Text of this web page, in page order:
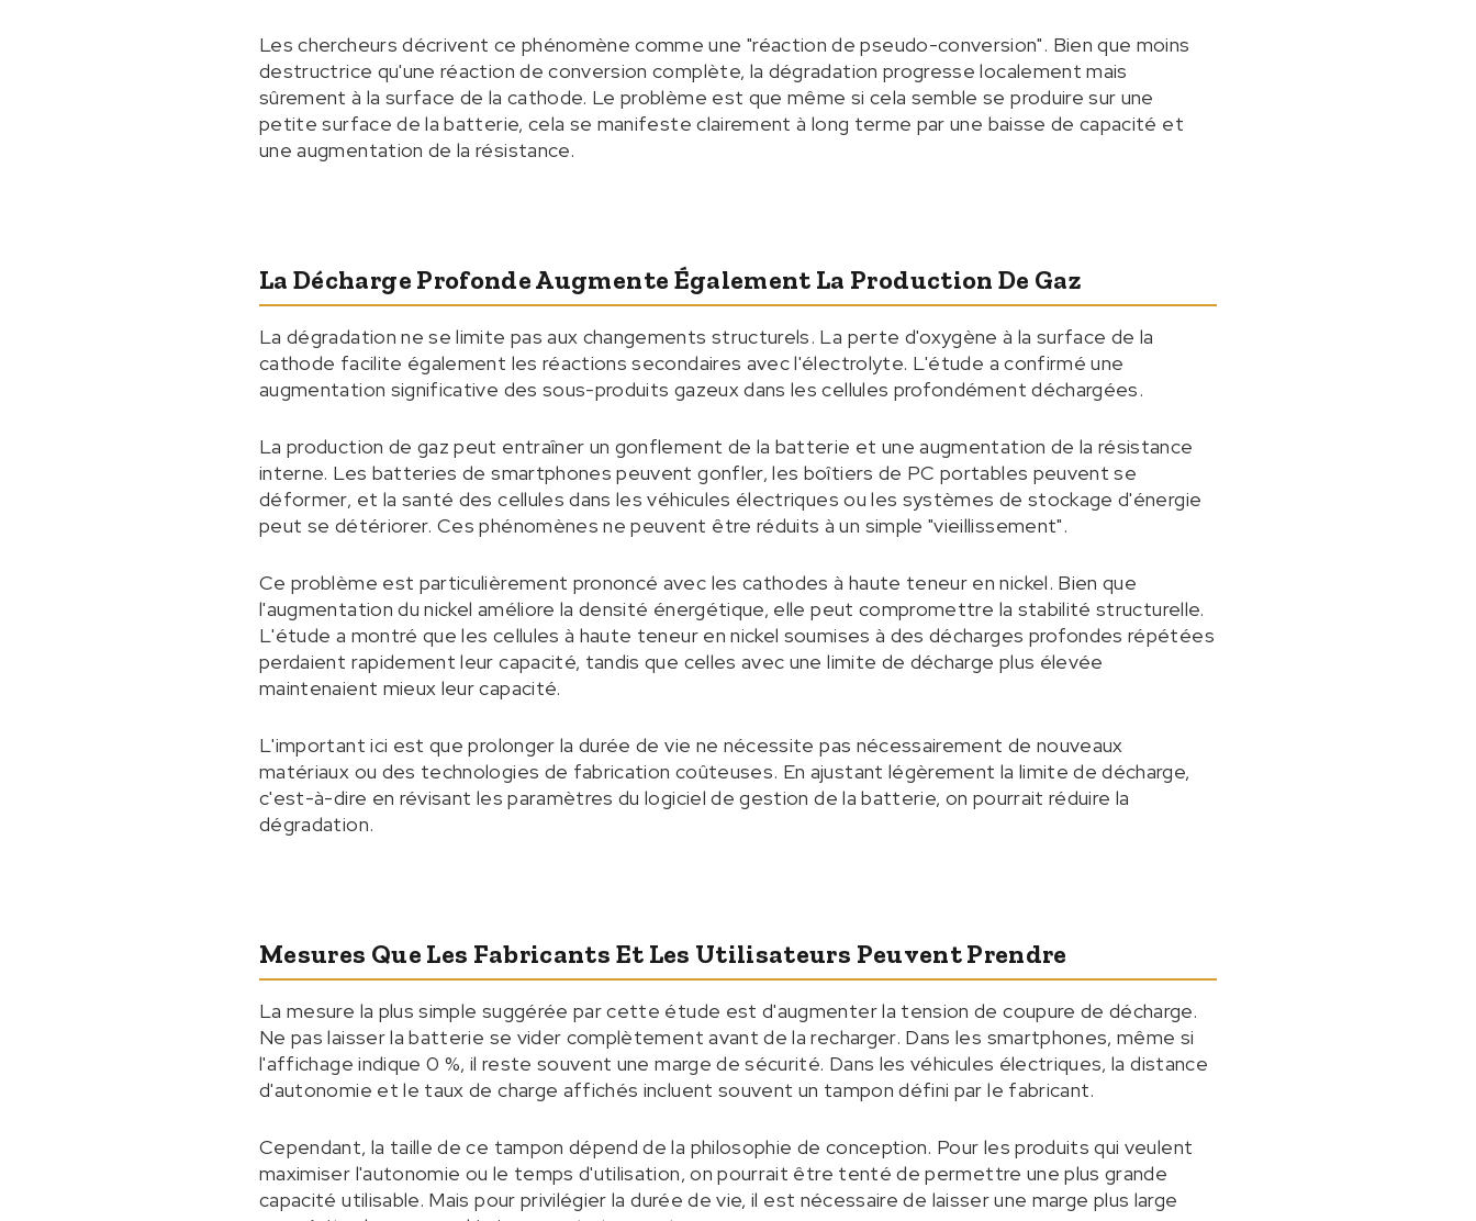
Les chercheurs décrivent ce phénomène comme une "réaction de pseudo-conversion". Bien que moins
destructrice qu'une réaction de conversion complète, la dégradation progresse localement mais
sûrement à la surface de la cathode. Le problème est que même si cela semble se produire sur une
petite surface de la batterie, cela se manifeste clairement à long terme par une baisse de capacité et
une augmentation de la résistance.
La Décharge Profonde Augmente Également La Production De Gaz
La dégradation ne se limite pas aux changements structurels. La perte d'oxygène à la surface de la
cathode facilite également les réactions secondaires avec l'électrolyte. L'étude a confirmé une
augmentation significative des sous-produits gazeux dans les cellules profondément déchargées.
La production de gaz peut entraîner un gonflement de la batterie et une augmentation de la résistance
interne. Les batteries de smartphones peuvent gonfler, les boîtiers de PC portables peuvent se
déformer, et la santé des cellules dans les véhicules électriques ou les systèmes de stockage d'énergie
peut se détériorer. Ces phénomènes ne peuvent être réduits à un simple "vieillissement".
Ce problème est particulièrement prononcé avec les cathodes à haute teneur en nickel. Bien que
l'augmentation du nickel améliore la densité énergétique, elle peut compromettre la stabilité structurelle.
L'étude a montré que les cellules à haute teneur en nickel soumises à des décharges profondes répétées
perdaient rapidement leur capacité, tandis que celles avec une limite de décharge plus élevée
maintenaient mieux leur capacité.
L'important ici est que prolonger la durée de vie ne nécessite pas nécessairement de nouveaux
matériaux ou des technologies de fabrication coûteuses. En ajustant légèrement la limite de décharge,
c'est-à-dire en révisant les paramètres du logiciel de gestion de la batterie, on pourrait réduire la
dégradation.
Mesures Que Les Fabricants Et Les Utilisateurs Peuvent Prendre
La mesure la plus simple suggérée par cette étude est d'augmenter la tension de coupure de décharge.
Ne pas laisser la batterie se vider complètement avant de la recharger. Dans les smartphones, même si
l'affichage indique 0 %, il reste souvent une marge de sécurité. Dans les véhicules électriques, la distance
d'autonomie et le taux de charge affichés incluent souvent un tampon défini par le fabricant.
Cependant, la taille de ce tampon dépend de la philosophie de conception. Pour les produits qui veulent
maximiser l'autonomie ou le temps d'utilisation, on pourrait être tenté de permettre une plus grande
capacité utilisable. Mais pour privilégier la durée de vie, il est nécessaire de laisser une marge plus large